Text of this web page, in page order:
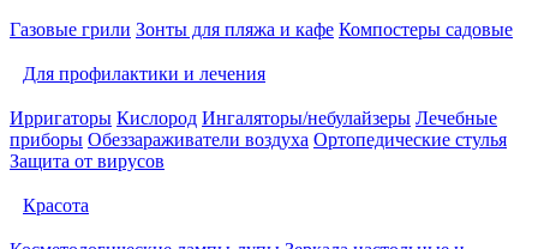
Газовые грили Зонты для пляжа и кафе Компостеры садовые
Для профилактики и лечения
Ирригаторы Кислород Ингаляторы/небулайзеры Лечебные
приборы Обеззараживатели воздуха Ортопедические стулья
Защита от вирусов
Красота